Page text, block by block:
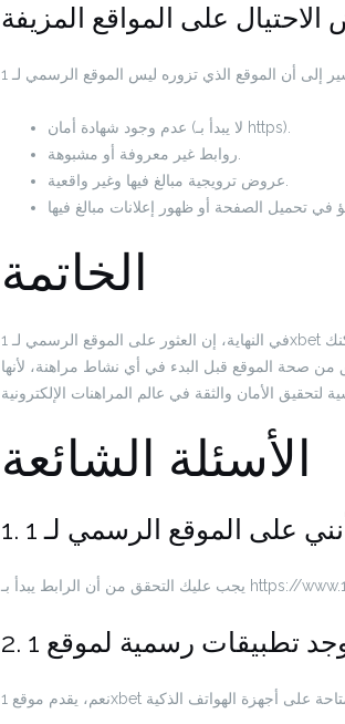
الاحتيال على المواقع المزيفة
عدم وجود شهادة أمان (لا يبدأ بـ https).
الخاتمة
في النهاية، إن العثور على الموقع الرسمي لـ 1xbet يتطلب بعض الجهد والحرص. من خلال اتباع التعليمات المذكورة أعلاه، يمكنك
من صحة الموقع قبل البدء في أي نشاط مراهنة، لأنها
الأسئلة الشائعة